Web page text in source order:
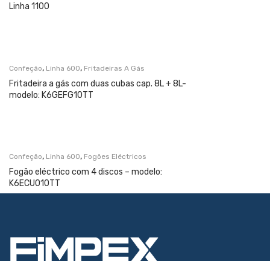
Linha 1100
Confeção, Linha 600, Fritadeiras A Gás
Fritadeira a gás com duas cubas cap. 8L + 8L-
modelo: K6GEFG10TT
Confeção, Linha 600, Fogões Eléctricos
Fogão eléctrico com 4 discos – modelo:
K6ECU010TT